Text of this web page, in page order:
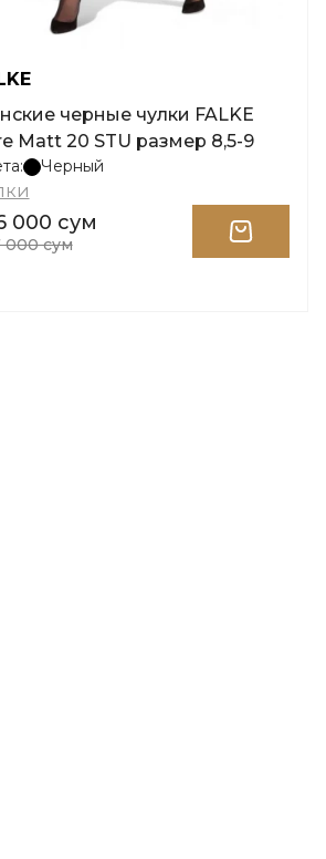
черные чулки FALKE
Matt 20 STU размер 8,5-9
Черный
000 сум
000 сум